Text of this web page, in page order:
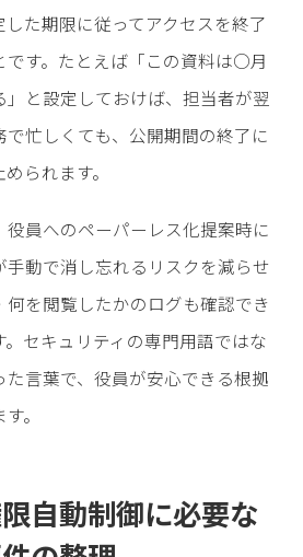
た期限に従ってアクセスを終了
です。たとえば「この資料は○月
と設定しておけば、担当者が翌
忙しくても、公開期間の終了に
られます。
役員へのペーパーレス化提案時に
手動で消し忘れるリスクを減らせ
何を閲覧したかのログも確認でき
セキュリティの専門用語ではな
た言葉で、役員が安心できる根拠
。
自動制御に必要な